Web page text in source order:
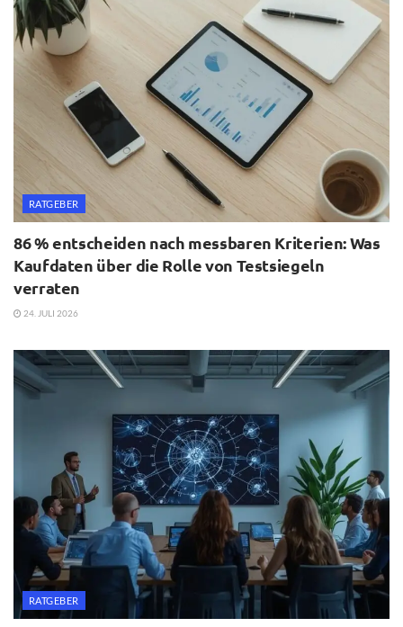
RATGEBER
86 % entscheiden nach messbaren Kriterien: Was
Kaufdaten über die Rolle von Testsiegeln
verraten
24. JULI 2026
RATGEBER